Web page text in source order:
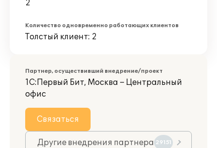
2
Количество одновременно работающих клиентов
Толстый клиент: 2
Партнер, осуществивший внедрение/проект
1С:Первый Бит, Москва – Центральный
офис
Связаться
Другие внедрения партнера 29151